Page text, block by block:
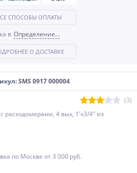
SMS 0917 000004
(3)
расходомерами, 4 вых, 1'х3/4" из
по Москве от 3 000 руб.
СПОСОБЫ ОПЛАТЫ
в Определение...
О ДОСТАВКЕ